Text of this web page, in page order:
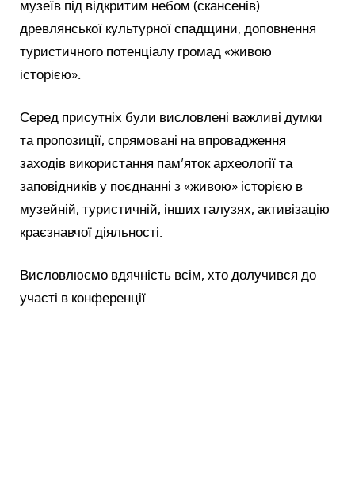
музеїв під відкритим небом (скансенів)
древлянської культурної спадщини, доповнення
туристичного потенціалу громад «живою
історією».
Серед присутніх були висловлені важливі думки
та пропозиції, спрямовані на впровадження
заходів використання пам’яток археології та
заповідників у поєднанні з «живою» історією в
музейній, туристичній, інших галузях, активізацію
краєзнавчої діяльності.
Висловлюємо вдячність всім, хто долучився до
участі в конференції.